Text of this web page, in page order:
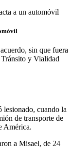
a un automóvil
sin que fuera
Tránsito y Vialidad
lesionado, cuando la
de transporte de
América.
a Misael, de 24